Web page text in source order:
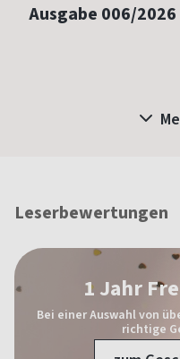
Ausgabe 006/2026
Leserbewertungen
1 Jahr
Bei einer Auswahl von
richtige